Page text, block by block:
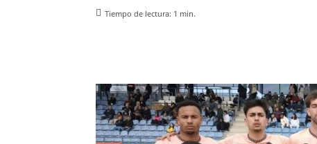
Tiempo de lectura: 1 min.